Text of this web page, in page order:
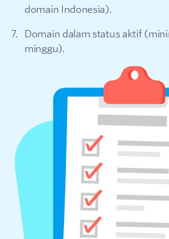
domain Indonesia).
Domain dalam status aktif
minggu).